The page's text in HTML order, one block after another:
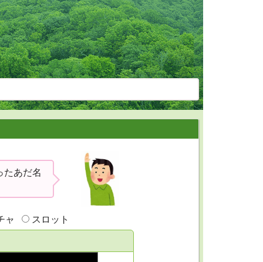
たあだ名
ャ スロット